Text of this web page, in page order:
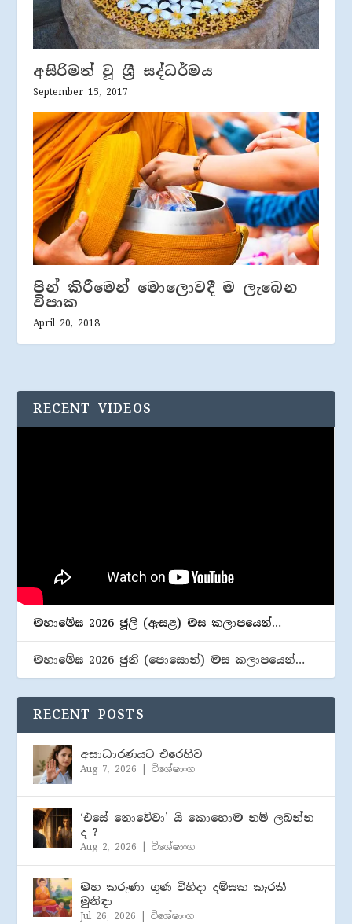
අසිරිමත් වූ ශ්‍රී සද්ධර්මය
September 15, 2017
පින් කිරීමෙන් මොලොවදී ම ලැබෙන
විපාක
April 20, 2018
RECENT VIDEOS
මහාමේඝ 2026 ජූලි (​ඇසළ) මස කලාපයෙන්…
මහාමේඝ 2026 ජුනි (​පොසොන්) මස කලාපයෙන්…
RECENT POSTS
අසාධාරණයට එරෙහිව
Aug 7, 2026 |විශේෂාංග
‘එසේ නොවේවා’ යි කොහොම නම් ලබන්න
ද ?
Aug 2, 2026 |විශේෂාංග
මහ කරුණා ගුණ විහිදා දම්සක කැරකී
මුනිඳා
Jul 26, 2026 |විශේෂාංග